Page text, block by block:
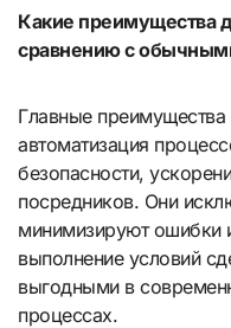
Какие преимущества
сравнению с
Главные
автоматизация
безопасности,
посредников. Они
минимизируют ошибки
выполнение условий
выгодными в
процессах.